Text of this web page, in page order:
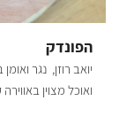
הפונדק
יואב רוזן, נגר
ואוכל מצוין